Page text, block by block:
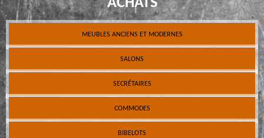
ACHATS
MEUBLES ANCIENS ET MODERNES
SALONS
SECRÉTAIRES
COMMODES
BIBELOTS